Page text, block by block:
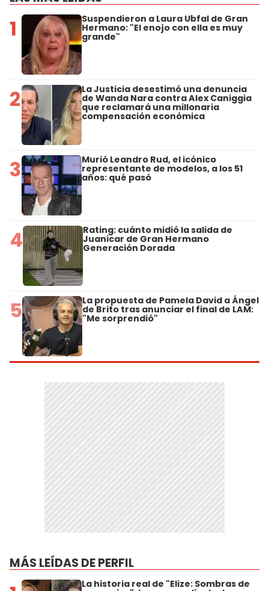
1 Suspendieron a Laura Ubfal de Gran
Hermano: "El enojo con ella es muy
grande"
2 La Justicia desestimó una denuncia
de Wanda Nara contra Alex Caniggia
que reclamará una millonaria
compensación económica
3 Murió Leandro Rud, el icónico
representante de modelos, a los 51
años: qué pasó
4 Rating: cuánto midió la salida de
Juanicar de Gran Hermano
Generación Dorada
5 La propuesta de Pamela David a Ángel
de Brito tras anunciar el final de LAM:
"Me sorprendió"
MÁS LEÍDAS DE PERFIL
La historia real de "Elize: Sombras de